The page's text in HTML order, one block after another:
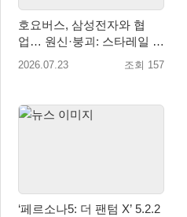
호요버스, 삼성전자와 협
업… 원신·붕괴: 스타레일 갤
럭시 테마 출시
2026.07.23 조회 157
‘페르소나5: 더 팬텀 X’ 5.2.2